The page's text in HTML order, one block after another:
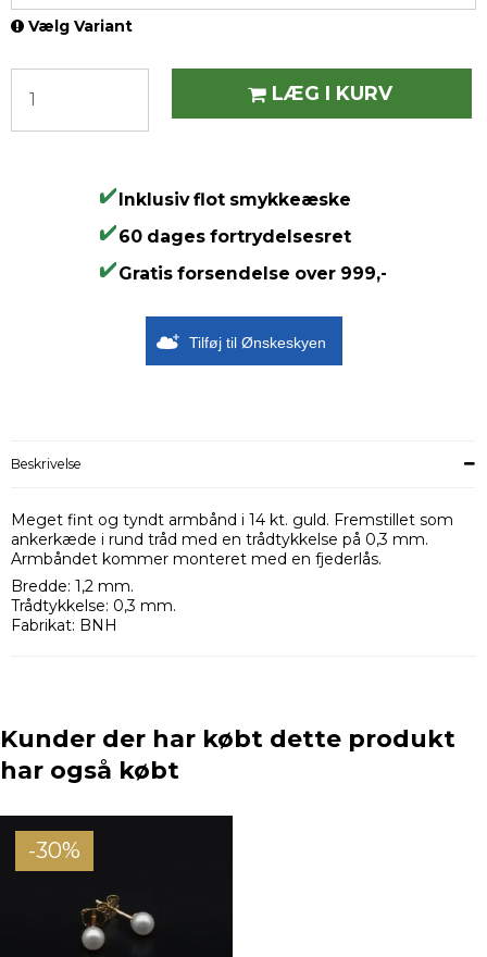
Vælg Variant
LÆG I KURV
Inklusiv flot smykkeæske
60 dages fortrydelsesret
Gratis forsendelse over 999,-
Tilføj til Ønskeskyen
Beskrivelse
Meget fint og tyndt armbånd i 14 kt. guld. Fremstillet som
ankerkæde i rund tråd med en trådtykkelse på 0,3 mm.
Armbåndet kommer monteret med en fjederlås.
Bredde: 1,2 mm.
Trådtykkelse: 0,3 mm.
Fabrikat: BNH
Kunder der har købt dette produkt
har også købt
-30%